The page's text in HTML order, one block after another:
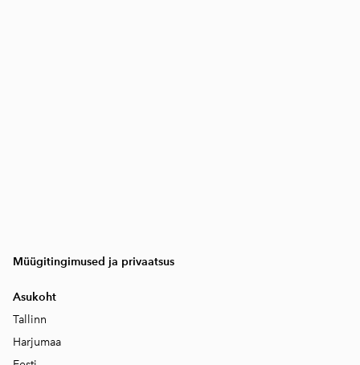
Müügitingimused ja privaatsus
Asukoht
Tallinn
Harjumaa